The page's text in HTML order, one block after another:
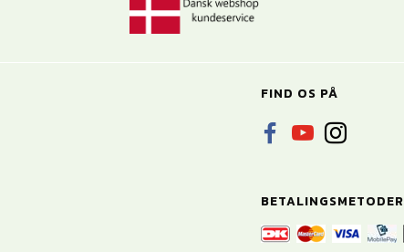
FIND OS PÅ
BETALINGSMETODER